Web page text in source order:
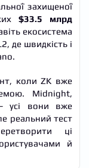
захищеної
$33.5 млрд
екосистема
де швидкість і
коли ZK вже
Midnight,
усі вони вже
реальний тест
ці
й